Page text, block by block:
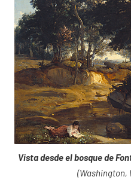
Vista desde el bosque de
(Washington,